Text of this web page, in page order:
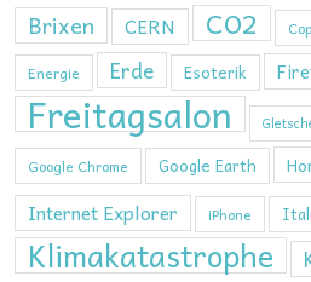
Brixen CERN CO2
Energie
Erde Esoterik
Freitagsalon
Google Chrome Google Earth
Internet Explorer iPhone
Klimakatastrophe